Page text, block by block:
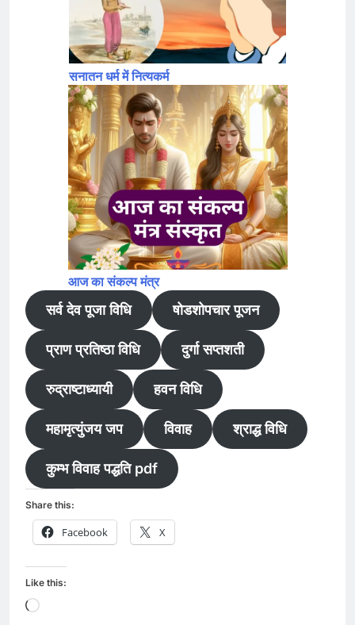
सनातन धर्म में नित्यकर्म
आज का संकल्प मंत्र
सर्व देव पूजा विधि षोडशोपचार पूजन
प्राण प्रतिष्ठा विधि दुर्गा सप्तशती
रुद्राष्टाध्यायी हवन विधि
महामृत्युंजय जप विवाह श्राद्ध विधि
कुम्भ विवाह पद्धति pdf
Share this:
Facebook X
Like this:
Loading…